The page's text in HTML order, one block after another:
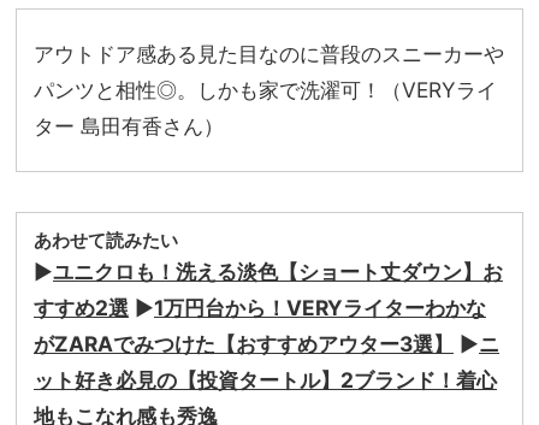
アウトドア感ある見た目なのに普段のスニーカーや
パンツと相性◎。しかも家で洗濯可！（VERYライ
ター 島田有香さん）
あわせて読みたい
▶ユニクロも！洗える淡色【ショート丈ダウン】お
すすめ2選 ▶1万円台から！VERYライターわかな
がZARAでみつけた【おすすめアウター3選】
▶ニ
ット好き必見の【投資タートル】2ブランド！着心
地もこなれ感も秀逸